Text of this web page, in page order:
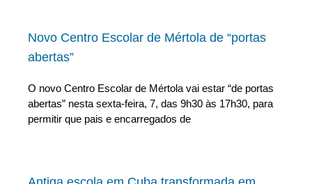
Novo Centro Escolar de Mértola de “portas
abertas”
O novo Centro Escolar de Mértola vai estar “de portas
abertas” nesta sexta-feira, 7, das 9h30 às 17h30, para
permitir que pais e encarregados de